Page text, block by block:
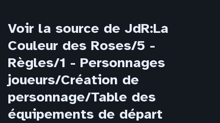
Voir la source de JdR:La
Couleur des Roses/5 -
Règles/1 - Personnages
joueurs/Création de
personnage/Table des
équipements de départ